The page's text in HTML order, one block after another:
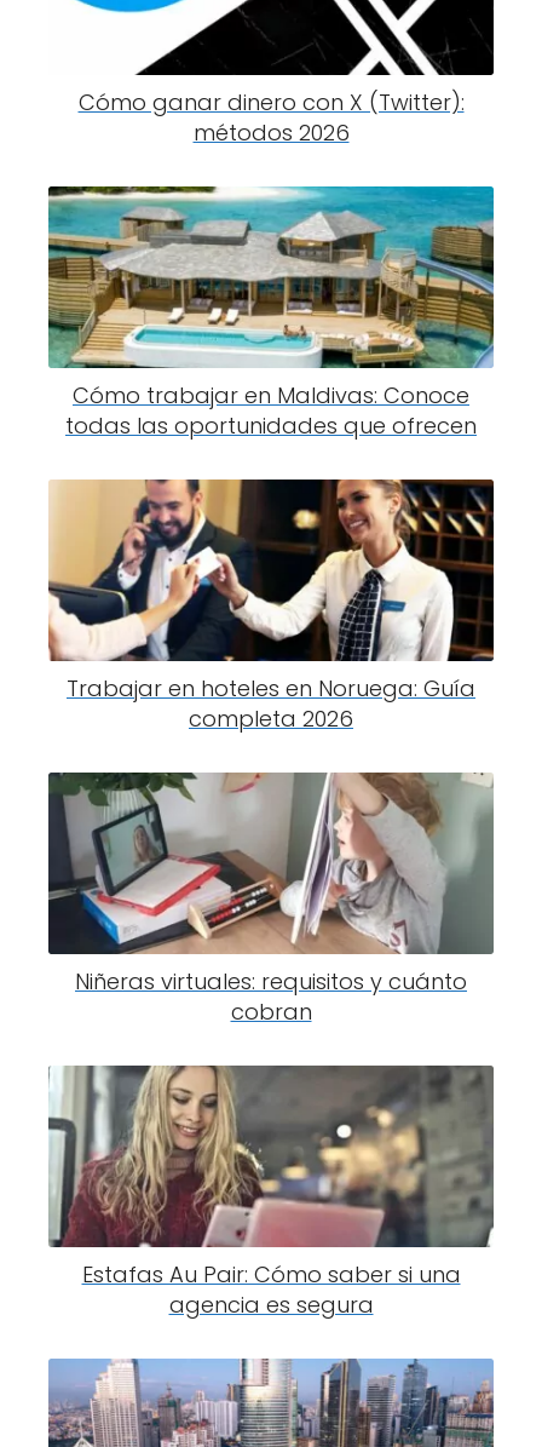
Cómo ganar dinero con X (Twitter):
métodos 2026
Cómo trabajar en Maldivas: Conoce
todas las oportunidades que ofrecen
Trabajar en hoteles en Noruega: Guía
completa 2026
Niñeras virtuales: requisitos y cuánto
cobran
Estafas Au Pair: Cómo saber si una
agencia es segura